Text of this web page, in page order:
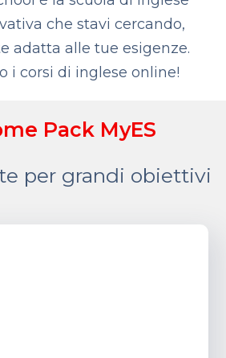
che stavi cercando,
adatta alle tue esigenze.
i corsi di inglese online!
Pack MyES
per grandi obiettivi